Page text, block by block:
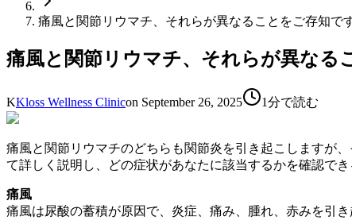
痛風と関節リウマチ、それらが異なることをご存知で
痛風と関節リウマチ、それらが異なる
KKloss Wellness Clinicon September 26, 2025 1分で読む
痛風と関節リウマチのどちらも関節炎を引き起こしますが
て詳しく説明し、どの症状があなたに該当するかを確認でき
痛風
痛風は尿酸の蓄積が原因で、炎症、痛み、腫れ、赤みを引